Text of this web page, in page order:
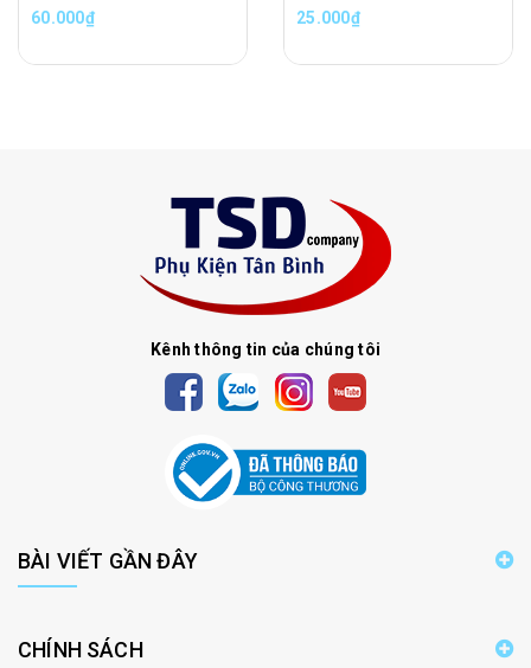
60.000₫
25.000₫
Kênh thông tin của chúng tôi
BÀI VIẾT GẦN ĐÂY
CHÍNH SÁCH